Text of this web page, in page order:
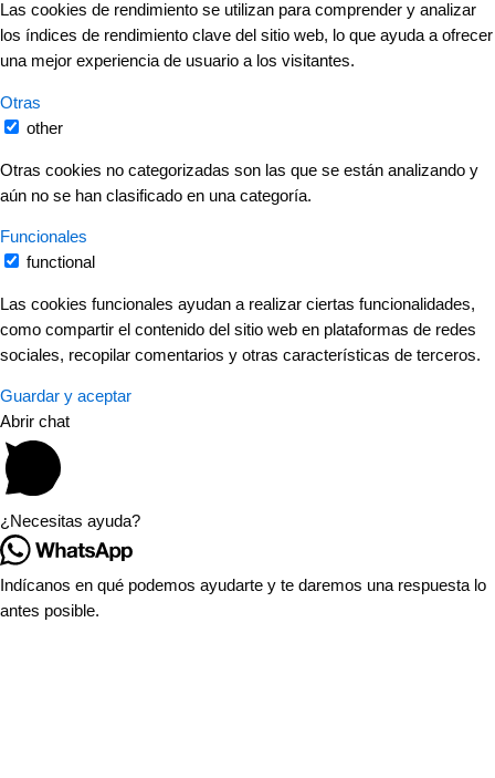
Las cookies de rendimiento se utilizan para comprender y analizar
los índices de rendimiento clave del sitio web, lo que ayuda a ofrecer
una mejor experiencia de usuario a los visitantes.
Otras
other
Otras cookies no categorizadas son las que se están analizando y
aún no se han clasificado en una categoría.
Funcionales
functional
Las cookies funcionales ayudan a realizar ciertas funcionalidades,
como compartir el contenido del sitio web en plataformas de redes
sociales, recopilar comentarios y otras características de terceros.
Guardar y aceptar
Abrir chat
¿Necesitas ayuda?
Indícanos en qué podemos ayudarte y te daremos una respuesta lo
antes posible.